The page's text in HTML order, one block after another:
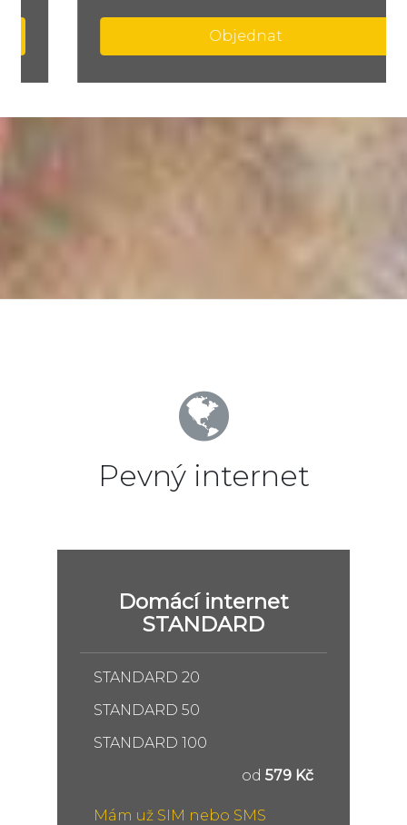
Objednat
Pevný internet
Domácí internet
STANDARD
STANDARD 20
STANDARD 50
STANDARD 100
od 579 Kč
Mám už SIM nebo SMS